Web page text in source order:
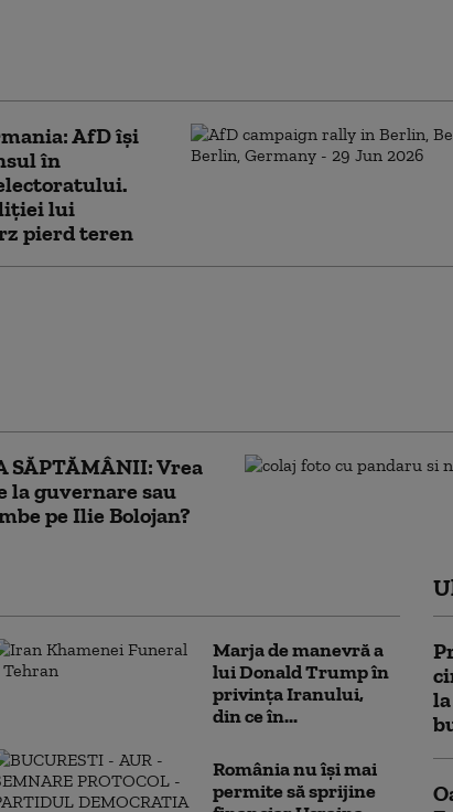
AfD își
în
lui
pierd teren
SĂPTĂMÂNII: Vrea
la guvernare sau
pe Ilie Bolojan?
Marja de manevră a
lui Donald Trump în
privința Iranului,
din ce în...
România nu își mai
permite să sprijine